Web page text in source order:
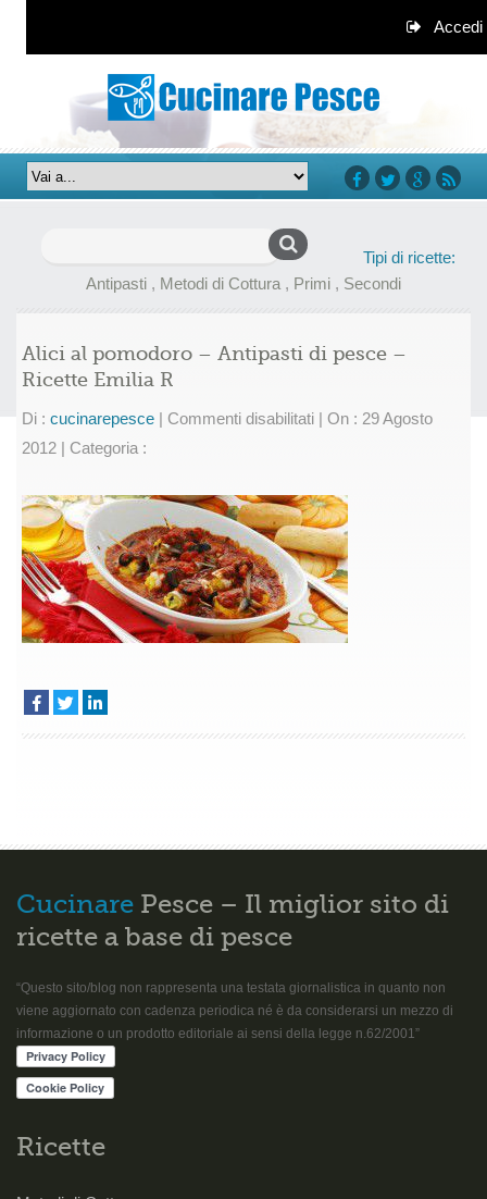
Accedi
Tipi di ricette:
Antipasti , Metodi di Cottura , Primi , Secondi
Alici al pomodoro – Antipasti di pesce –
Ricette Emilia R
Di : cucinarepesce | Commenti disabilitatisu
pomodoro
–
Antipasti
di
pesce
| On : 29 Agosto
2012 | Categoria :
Cucinare Pesce – Il miglior sito di
ricette a base di pesce
“Questo sito/blog non rappresenta una testata giornalistica in quanto non
viene aggiornato con cadenza periodica né è da considerarsi un mezzo di
informazione o un prodotto editoriale ai sensi della legge n.62/2001”
Ricette